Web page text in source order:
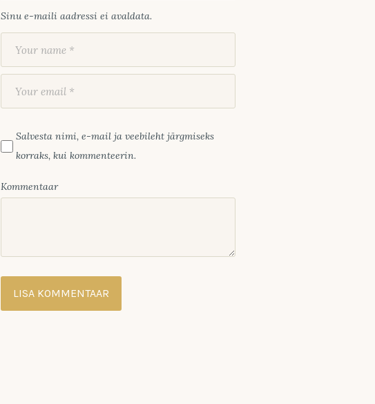
Sinu e-maili aadressi ei avaldata.
Salvesta nimi, e-mail ja veebileht järgmiseks
korraks, kui kommenteerin.
Kommentaar